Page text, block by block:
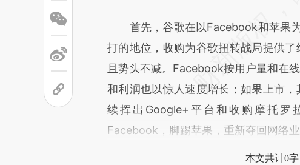
首先，谷歌在以Facebook和苹果为
打的地位，收购为谷歌扭转战局提供
且势头不减。Facebook按用户量和在
和利润也以惊人速度增长；如果上市
续挥出Google+平台和收购摩托
Facebook，脚踢苹果，重新夺回网络业
本文共计0